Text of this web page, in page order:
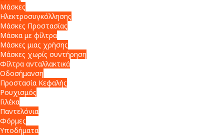
Μάσκες
Ηλεκτροσυγκόλλησης
Μάσκες Προστασίας
Μάσκα με φίλτρα
Μάσκες μιας χρήσης
Μάσκες χωρίς συντήρηση
Φίλτρα ανταλλακτικά
Οδοσήμανση
Προστασία Κεφαλής
Ρουχισμός
Γιλέκα
Παντελόνια
Φόρμες
Υποδήματα